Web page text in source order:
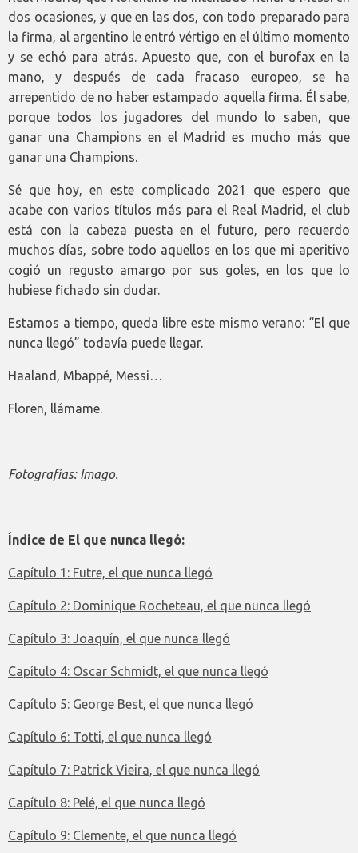
dos ocasiones, y que en las dos, con todo preparado para
la firma, al argentino le entró vértigo en el último momento
y se echó para atrás. Apuesto que, con el burofax en la
mano, y después de cada fracaso europeo, se ha
arrepentido de no haber estampado aquella firma. Él sabe,
porque todos los jugadores del mundo lo saben, que
ganar una Champions en el Madrid es mucho más que
ganar una Champions.
Sé que hoy, en este complicado 2021 que espero que
acabe con varios títulos más para el Real Madrid, el club
está con la cabeza puesta en el futuro, pero recuerdo
muchos días, sobre todo aquellos en los que mi aperitivo
cogió un regusto amargo por sus goles, en los que lo
hubiese fichado sin dudar.
Estamos a tiempo, queda libre este mismo verano: “El que
nunca llegó” todavía puede llegar.
Haaland, Mbappé, Messi…
Floren, llámame.
Fotografías: Imago.
Índice de El que nunca llegó:
Capítulo 1: Futre, el que nunca llegó
Capítulo 2: Dominique Rocheteau, el que nunca llegó
Capítulo 3: Joaquín, el que nunca llegó
Capítulo 4: Oscar Schmidt, el que nunca llegó
Capítulo 5: George Best, el que nunca llegó
Capítulo 6: Totti, el que nunca llegó
Capítulo 7: Patrick Vieira, el que nunca llegó
Capítulo 8: Pelé, el que nunca llegó
Capítulo 9: Clemente, el que nunca llegó